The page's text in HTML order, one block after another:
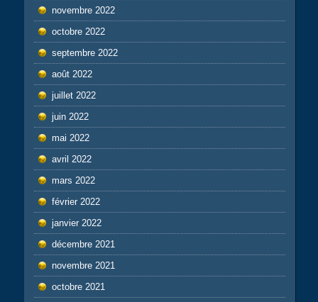
novembre 2022
octobre 2022
septembre 2022
août 2022
juillet 2022
juin 2022
mai 2022
avril 2022
mars 2022
février 2022
janvier 2022
décembre 2021
novembre 2021
octobre 2021